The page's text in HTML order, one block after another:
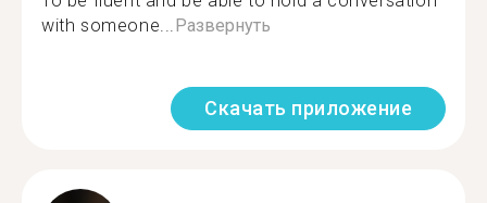
with someone...Развернуть
Скачать приложение